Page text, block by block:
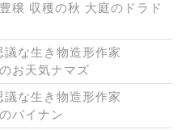
穣 収穫の秋 大庭のドラド
な生き物造形作家
お天気ナマズ
な生き物造形作家
パイナン